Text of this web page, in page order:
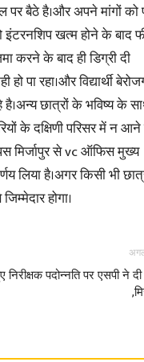
पर बैठे है।और अपने मांगों को
खत्म होने के बाद
करने के बाद ही डिग्री दी
पा रहा।और विद्यार्थी
है।अन्य छात्रों के भविष्य के
के दक्षिणी परिसर में न
मिर्जापुर से vc ऑफिस मुख्य
लिया है।अगर किसी भी
होगा।
निरीक्षक पदोन्नति पर एसपी ने